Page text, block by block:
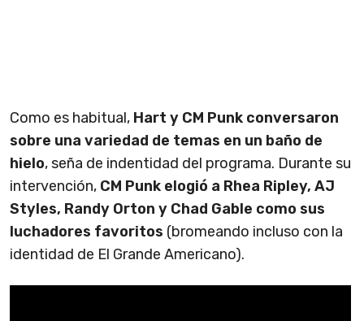
Como es habitual, Hart y CM Punk conversaron
sobre una variedad de temas en un baño de
hielo, seña de indentidad del programa. Durante su
intervención, CM Punk elogió a Rhea Ripley, AJ
Styles, Randy Orton y Chad Gable como sus
luchadores favoritos (bromeando incluso con la
identidad de El Grande Americano).